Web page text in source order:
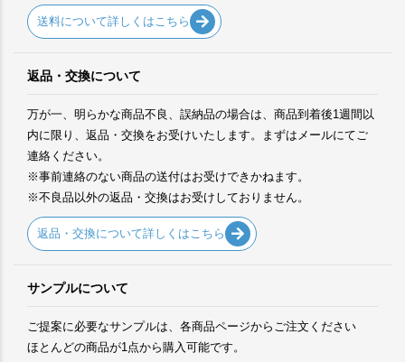
送料について詳しくはこちら
返品・交換について
万が一、明らかな商品不良、誤納品の場合は、商品到着後1週間以
内に限り、返品・交換をお受けいたします。まずはメールにてご
連絡ください。
※事前連絡のない商品の送付はお受けできかねます。
※不良品以外の返品・交換はお受けしておりません。
返品・交換について詳しくはこちら
サンプルについて
ご提案に必要なサンプルは、各商品ページからご注文ください
ほとんどの商品が1点から購入可能です。